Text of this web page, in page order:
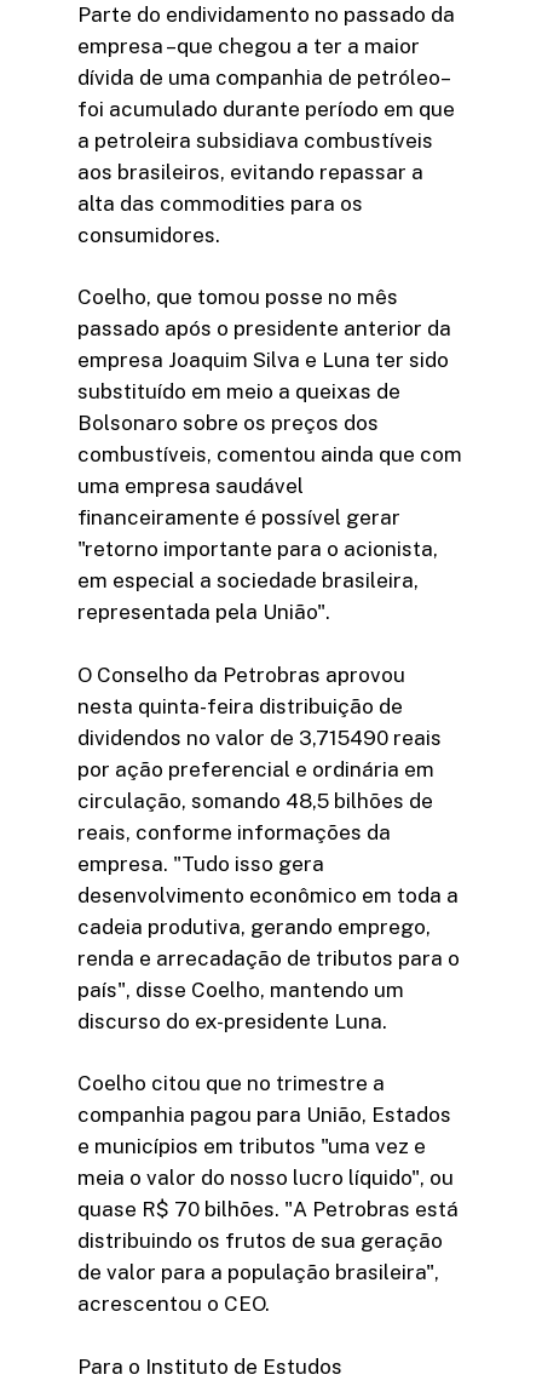
Parte do endividamento no passado da
empresa –que chegou a ter a maior
dívida de uma companhia de petróleo–
foi acumulado durante período em que
a petroleira subsidiava combustíveis
aos brasileiros, evitando repassar a
alta das commodities para os
consumidores.
Coelho, que tomou posse no mês
passado após o presidente anterior da
empresa Joaquim Silva e Luna ter sido
substituído em meio a queixas de
Bolsonaro sobre os preços dos
combustíveis, comentou ainda que com
uma empresa saudável
financeiramente é possível gerar
"retorno importante para o acionista,
em especial a sociedade brasileira,
representada pela União".
O Conselho da Petrobras aprovou
nesta quinta-feira distribuição de
dividendos no valor de 3,715490 reais
por ação preferencial e ordinária em
circulação, somando 48,5 bilhões de
reais, conforme informações da
empresa. "Tudo isso gera
desenvolvimento econômico em toda a
cadeia produtiva, gerando emprego,
renda e arrecadação de tributos para o
país", disse Coelho, mantendo um
discurso do ex-presidente Luna.
Coelho citou que no trimestre a
companhia pagou para União, Estados
e municípios em tributos "uma vez e
meia o valor do nosso lucro líquido", ou
quase R$ 70 bilhões. "A Petrobras está
distribuindo os frutos de sua geração
de valor para a população brasileira",
acrescentou o CEO.
Para o Instituto de Estudos